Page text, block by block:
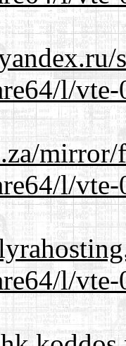
l/
mirror/
l/
l/